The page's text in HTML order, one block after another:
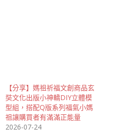
【分享】媽祖祈福文創商品玄
奘文化出版小神轎DIY立體模
型組，搭配Q版系列福氣小媽
祖讓購買者有滿滿正能量
2026-07-24